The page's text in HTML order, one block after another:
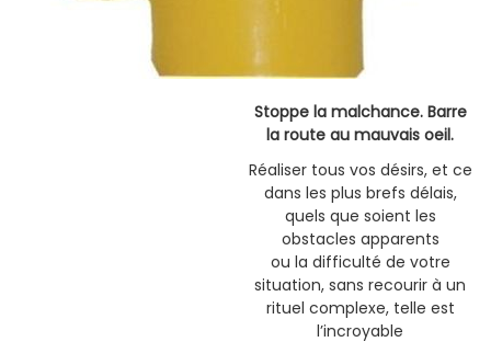
Stoppe la malchance. Barre
la route au mauvais oeil.
Réaliser tous vos désirs, et ce
dans les plus brefs délais,
quels que soient les
obstacles apparents
ou la difficulté de votre
situation, sans recourir à un
rituel complexe, telle est
l’incroyable